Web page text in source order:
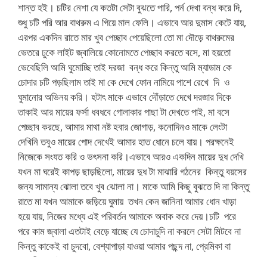
শান্ত হই। চটির নেশা যে কতটা সেটা বুঝতে পারি, পর্ন দেখা বন্ধ করে দি,
শুধু চটি পরি আর বাথরুম এ গিয়ে মাল ফেলি। এভাবে আর দুমাস কেটে যায়,
এরপর একদিন রাতে মার খুব পেচ্ছাব পেয়েছিলো তো মা দৌড়ে বাথরুমের
ভেতরে ঢুকে লাইট জ্বালিয়ে কোনোমতে পেচ্ছাব করতে বসে, মা হয়তো
ভেবেছিলি আমি ঘুমোচ্ছি তাই দরজা বন্ধ করে কিন্তু আমি ম্যাডাম কে
চোদার চটি পড়ছিলাম তাই মা কে দেখে ফোন নামিয়ে পাশে রেখে দি ও
ঘুমানোর অভিনয় করি। হটাৎ মাকে এভাবে দৌঁড়াতে দেখে দরজার দিকে
তাকাই আর মায়ের ফর্সা ধবধবে গোলাকার পাছা টা দেখতে পাই, মা বসে
পেচ্ছাব করছে, আমার মাথা নষ্ট হবার জোগাড়, কনোদিনও মাকে লেংটা
দেখিনি তবুও মায়ের পোদ দেখেই আমার হাত ধোনে চলে যায়। পরক্ষনেই
নিজেকে সংযত করি ও ভৎসনা করি।এভাবে আরও একদিন মায়ের দুধ দেখি
যখন মা ঘরেই কাপড় ছাড়ছিলো, মায়ের দুধ টা মাঝারি গঠনের কিন্তু বয়সের
জন্য সামান্য ঝোলা তবে খুব ঝোলা না। মাকে আমি কিছু বুঝতে দি না কিন্তু
রাতে মা যখন আমাকে জড়িয়ে ঘুমায় তখন কেন জানিনা আমার ধোন খাড়া
হয়ে যায়, নিজের মধ্যে এই পরিবর্তন আমাকে অবাক করে দেয়।চটি পরে
পরে কাম জ্বালা এতটাই বেড়ে যাচ্ছে যে চোদাচুদি না করলে সেটা মিটবে না
কিন্তু কাকেই বা চুদবো, বেশ্যাপাড়া যাওয়া আমার পছন্দ না, প্রেমিকা বা